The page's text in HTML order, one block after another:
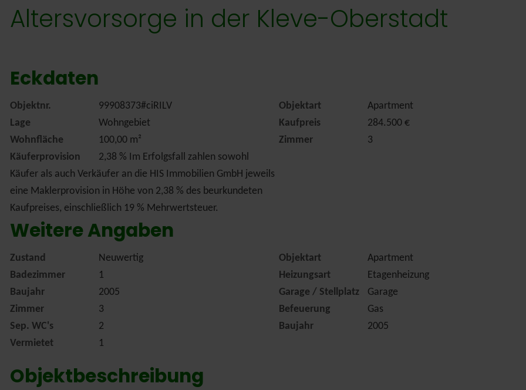
Altersvorsorge in der Kleve-Oberstadt
Eckdaten
Objektnr. 99908373#ciRILV Objektart
Apartment
Lage
Wohngebiet Kaufpreis
284.500 €
Wohnfläche
100,00 m² Zimmer
3
Käuferprovision
2,38 % Im Erfolgsfall zahlen sowohl
Käufer als auch Verkäufer an die HIS Immobilien GmbH jeweils
eine Maklerprovision in Höhe von 2,38 % des beurkundeten
Kaufpreises, einschließlich 19 % Mehrwertsteuer.
Weitere Angaben
Zustand Neuwertig Objektart
Apartment
Badezimmer
1 Heizungsart
Etagenheizung
Baujahr
2005 Garage / Stellplatz
Garage
Zimmer
3 Befeuerung
Gas
Sep. WC's
2 Baujahr
2005
Vermietet
1
Objektbeschreibung